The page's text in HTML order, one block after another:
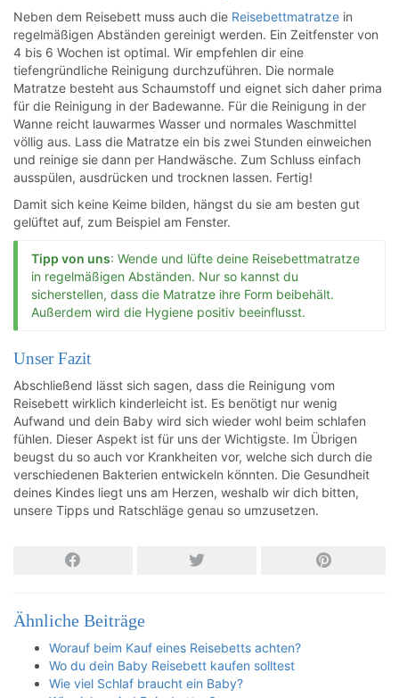
Neben dem Reisebett muss auch die Reisebettmatratze in
regelmäßigen Abständen gereinigt werden. Ein Zeitfenster von
4 bis 6 Wochen ist optimal. Wir empfehlen dir eine
tiefengründliche Reinigung durchzuführen. Die normale
Matratze besteht aus Schaumstoff und eignet sich daher prima
für die Reinigung in der Badewanne. Für die Reinigung in der
Wanne reicht lauwarmes Wasser und normales Waschmittel
völlig aus. Lass die Matratze ein bis zwei Stunden einweichen
und reinige sie dann per Handwäsche. Zum Schluss einfach
ausspülen, ausdrücken und trocknen lassen. Fertig!
Damit sich keine Keime bilden, hängst du sie am besten gut
gelüftet auf, zum Beispiel am Fenster.
Tipp von uns: Wende und lüfte deine Reisebettmatratze
in regelmäßigen Abständen. Nur so kannst du
sicherstellen, dass die Matratze ihre Form beibehält.
Außerdem wird die Hygiene positiv beeinflusst.
Unser Fazit
Abschließend lässt sich sagen, dass die Reinigung vom
Reisebett wirklich kinderleicht ist. Es benötigt nur wenig
Aufwand und dein Baby wird sich wieder wohl beim schlafen
fühlen. Dieser Aspekt ist für uns der Wichtigste. Im Übrigen
beugst du so auch vor Krankheiten vor, welche sich durch die
verschiedenen Bakterien entwickeln könnten. Die Gesundheit
deines Kindes liegt uns am Herzen, weshalb wir dich bitten,
unsere Tipps und Ratschläge genau so umzusetzen.
Ähnliche Beiträge
Worauf beim Kauf eines Reisebetts achten?
Wo du dein Baby Reisebett kaufen solltest
Wie viel Schlaf braucht ein Baby?